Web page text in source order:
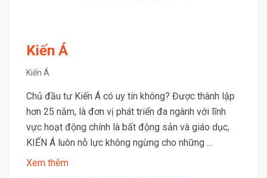
Kiến Á
Kiến Á
Chủ đầu tư Kiến Á có uy tín không? Được thành lập
hơn 25 năm, là đơn vị phát triển đa ngành với lĩnh
vực hoạt động chính là bất động sản và giáo dục,
KIẾN Á luôn nỗ lực không ngừng cho những ...
Xem thêm